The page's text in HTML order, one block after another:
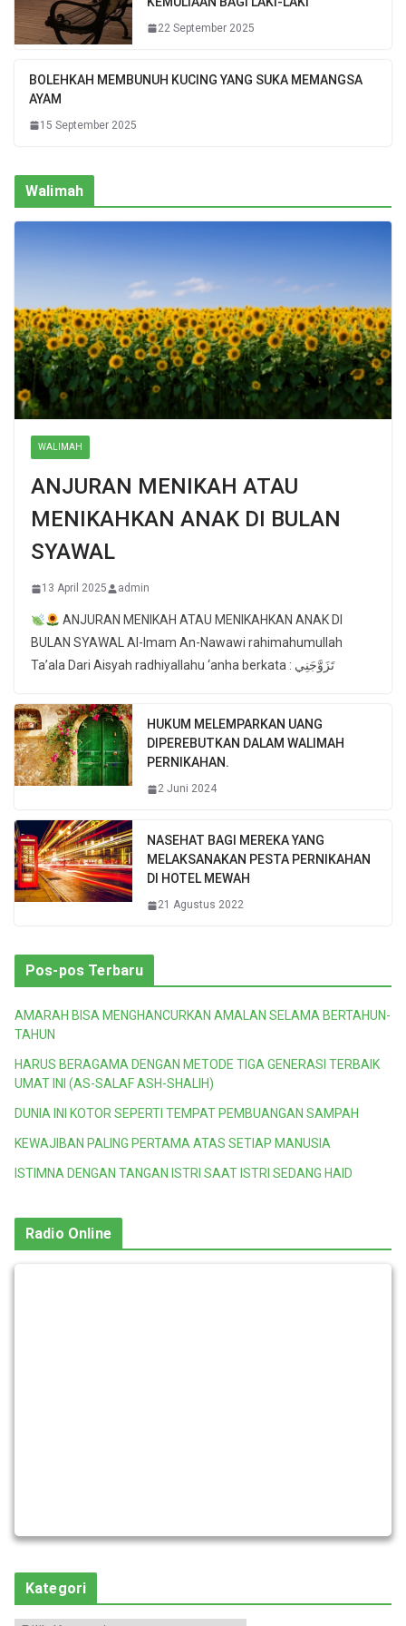
22 September 2025
BOLEHKAH MEMBUNUH KUCING YANG SUKA MEMANGSA
AYAM
15 September 2025
Walimah
WALIMAH
ANJURAN MENIKAH ATAU
MENIKAHKAN ANAK DI BULAN
SYAWAL
13 April 2025 admin
ANJURAN MENIKAH ATAU MENIKAHKAN ANAK DI
BULAN SYAWAL Al-Imam An-Nawawi rahimahumullah
Ta’ala Dari Aisyah radhiyallahu ‘anha berkata : تَزَوَّجَنِي
HUKUM MELEMPARKAN UANG
DIPEREBUTKAN DALAM WALIMAH
PERNIKAHAN.
2 Juni 2024
NASEHAT BAGI MEREKA YANG
MELAKSANAKAN PESTA PERNIKAHAN
DI HOTEL MEWAH
21 Agustus 2022
Pos-pos Terbaru
AMARAH BISA MENGHANCURKAN AMALAN SELAMA BERTAHUN-
TAHUN
HARUS BERAGAMA DENGAN METODE TIGA GENERASI TERBAIK
UMAT INI (AS-SALAF ASH-SHALIH)
DUNIA INI KOTOR SEPERTI TEMPAT PEMBUANGAN SAMPAH
KEWAJIBAN PALING PERTAMA ATAS SETIAP MANUSIA
ISTIMNA DENGAN TANGAN ISTRI SAAT ISTRI SEDANG HAID
Radio Online
Kategori